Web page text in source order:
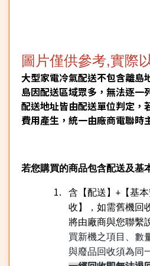
圖片僅供參考,實際
大型家電冷氣配送不包含離島
島因配送區域眾多，無法逐一
配送地址皆由配送單位判定，
費用產生，統一由廠商電聯時
若您購買的商品包含配送及基
含【配送】 + 【基
收】，如需舊機回
將由廠商與您聯繫
買新機之項目、數
與廢品回收須為同